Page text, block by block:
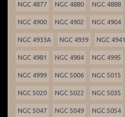
NGC 4877 NGC 4880 NGC 4888
NGC 4900 NGC 4902 NGC 4904
NGC 4933A NGC 4939 NGC 4941
NGC 4981 NGC 4984 NGC 4995
NGC 4999 NGC 5006 NGC 5015
NGC 5020 NGC 5022 NGC 5035
NGC 5047 NGC 5049 NGC 5054